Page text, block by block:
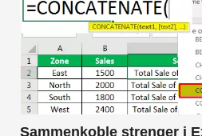
Sammenkoble strenger i